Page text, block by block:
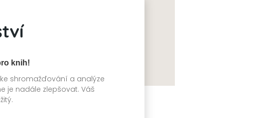
knih!
shromažďování a analýze
je nadále zlepšovat. Váš